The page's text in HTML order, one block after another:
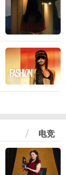
电竞